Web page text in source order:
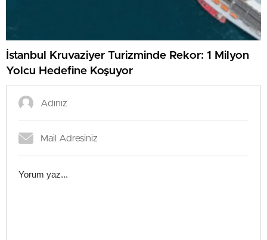
İstanbul Kruvaziyer Turizminde Rekor: 1 Milyon
Yolcu Hedefine Koşuyor